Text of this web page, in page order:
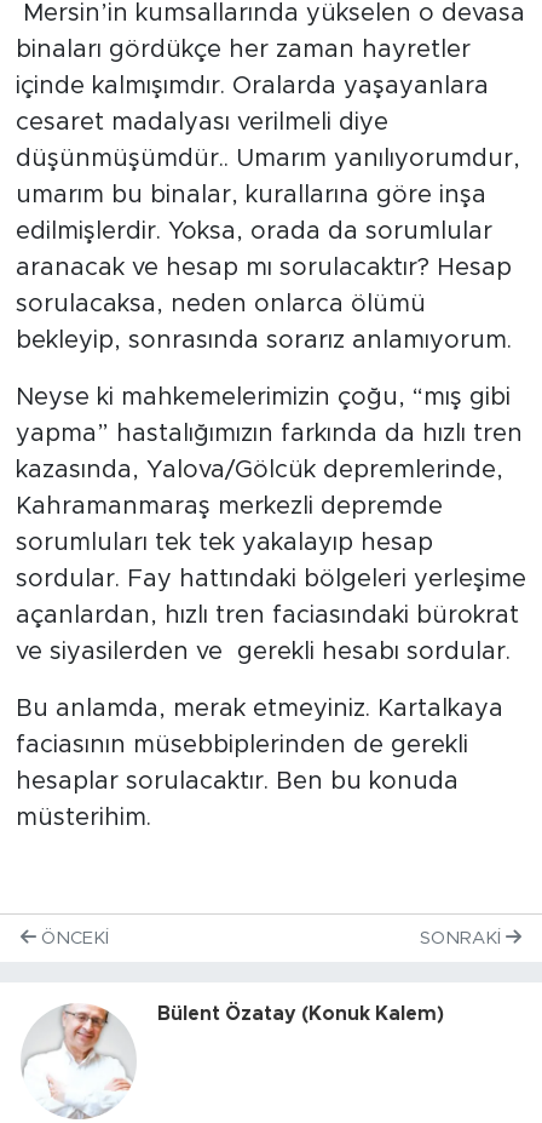
Mersin’in kumsallarında yükselen o devasa
binaları gördükçe her zaman hayretler
içinde kalmışımdır. Oralarda yaşayanlara
cesaret madalyası verilmeli diye
düşünmüşümdür.. Umarım yanılıyorumdur,
umarım bu binalar, kurallarına göre inşa
edilmişlerdir. Yoksa, orada da sorumlular
aranacak ve hesap mı sorulacaktır? Hesap
sorulacaksa, neden onlarca ölümü
bekleyip, sonrasında sorarız anlamıyorum.
Neyse ki mahkemelerimizin çoğu, “mış gibi
yapma” hastalığımızın farkında da hızlı tren
kazasında, Yalova/Gölcük depremlerinde,
Kahramanmaraş merkezli depremde
sorumluları tek tek yakalayıp hesap
sordular. Fay hattındaki bölgeleri yerleşime
açanlardan, hızlı tren faciasındaki bürokrat
ve siyasilerden ve gerekli hesabı sordular.
Bu anlamda, merak etmeyiniz. Kartalkaya
faciasının müsebbiplerinden de gerekli
hesaplar sorulacaktır. Ben bu konuda
müsterihim.
ÖNCEKI SONRAKI
Bülent Özatay (Konuk Kalem)